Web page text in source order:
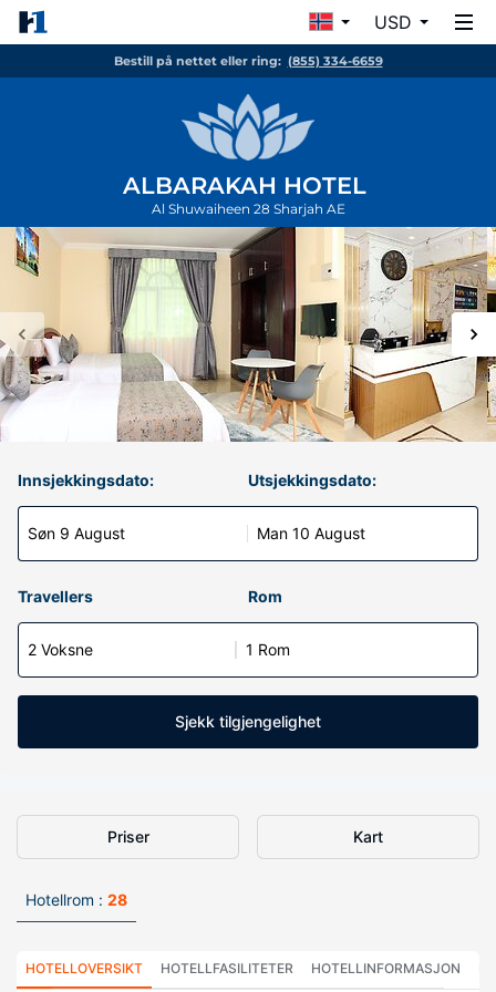
USD
Bestill på nettet eller ring: (855) 334-6659
ALBARAKAH HOTEL
Al Shuwaiheen 28 Sharjah AE
Innsjekkingsdato:
Søn 9 August
Utsjekkingsdato:
Man 10 August
Travellers Rom
2 Voksne 1 Rom
Sjekk tilgjengelighet
Priser Kart
Hotellrom : 28
HOTELLOVERSIKT HOTELLFASILITETER HOTELLINFORMASJON